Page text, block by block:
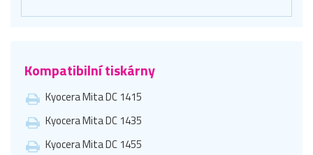
Kompatibilní tiskárny
Kyocera Mita DC 1415
Kyocera Mita DC 1435
Kyocera Mita DC 1455